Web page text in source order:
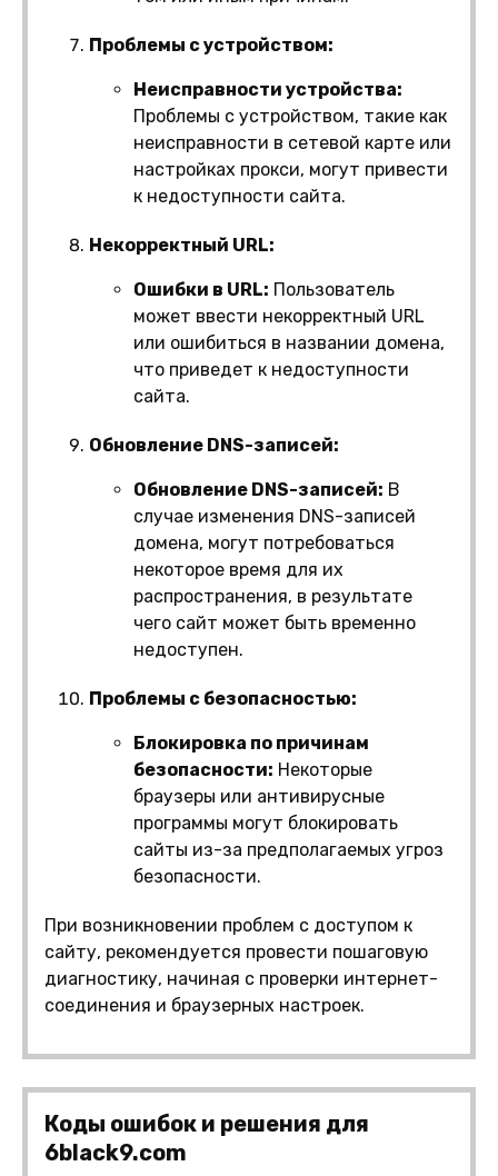
Проблемы с устройством:
Неисправности устройства:
Проблемы с устройством, такие как
неисправности в сетевой карте или
настройках прокси, могут привести
к недоступности сайта.
Некорректный URL:
Ошибки в URL: Пользователь
может ввести некорректный URL
или ошибиться в названии домена,
что приведет к недоступности
сайта.
Обновление DNS-записей:
Обновление DNS-записей: В
случае изменения DNS-записей
домена, могут потребоваться
некоторое время для их
распространения, в результате
чего сайт может быть временно
недоступен.
Проблемы с безопасностью:
Блокировка по причинам
безопасности: Некоторые
браузеры или антивирусные
программы могут блокировать
сайты из-за предполагаемых угроз
безопасности.
При возникновении проблем с доступом к
сайту, рекомендуется провести пошаговую
диагностику, начиная с проверки интернет-
соединения и браузерных настроек.
Коды ошибок и решения для
6black9.com